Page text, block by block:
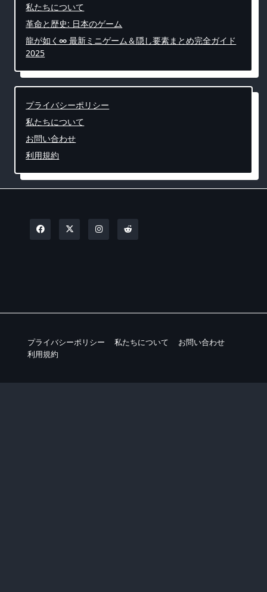
私たちについて
革命と歴史: 日本のゲーム
龍が如く∞ 最新ミニゲーム＆隠し要素まとめ完全ガイド
2025
プライバシーポリシー
私たちについて
お問い合わせ
利用規約
プライバシーポリシー 私たちについて
お問い合わせ
利用規約